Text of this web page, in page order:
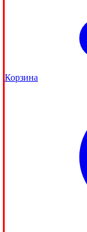
Корзина